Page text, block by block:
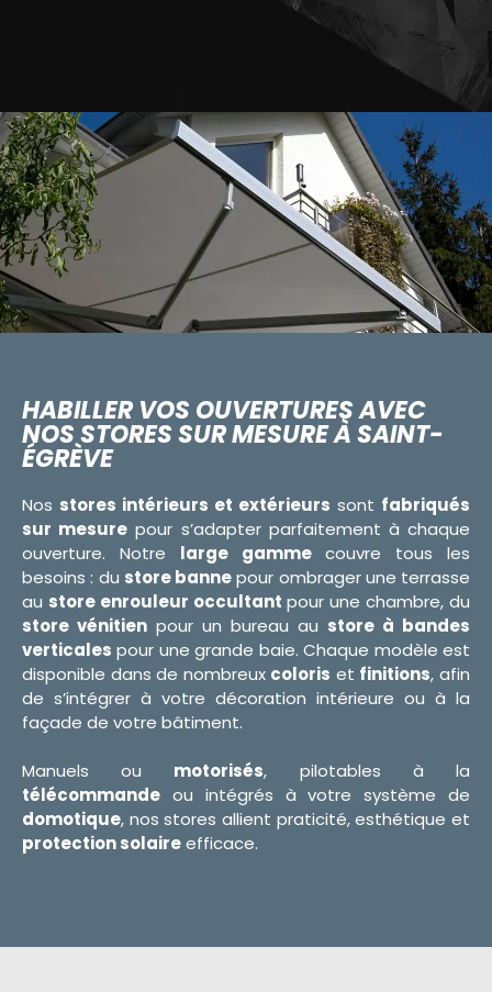
HABILLER VOS OUVERTURES AVEC
NOS STORES SUR MESURE À SAINT-
ÉGRÈVE
Nos stores intérieurs et extérieurs sont fabriqués
sur mesure pour s’adapter parfaitement à chaque
ouverture. Notre large gammecouvre tous les
besoins : du store bannepour ombrager une terrasse
au store enrouleur occultant pour une chambre, du
store vénitien pour un bureau au store à bandes
verticales pour une grande baie. Chaque modèle est
disponible dans de nombreux coloris et finitions, afin
de s’intégrer à votre décoration intérieure ou à la
façade de votre bâtiment.
Manuels ou motorisés, pilotables à la
télécommande ou intégrés à votre système de
domotique, nos stores allient praticité, esthétique et
protection solaireefficace.